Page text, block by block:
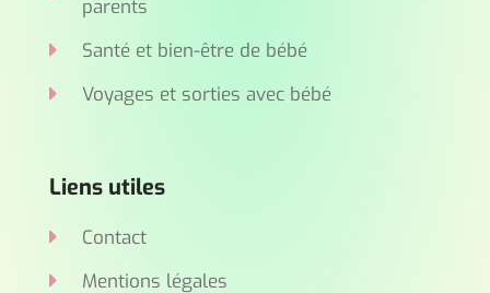
parents
Santé et bien-être de bébé
Voyages et sorties avec bébé
Liens utiles
Contact
Mentions légales